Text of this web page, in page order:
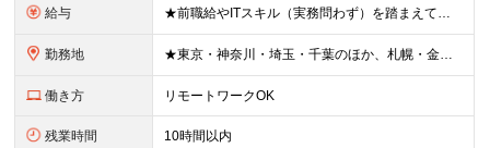
給与 ★前職給やITスキル（実務問わず）を踏まえて金額を決定します。 ＊＊＊＊＊＊＊＊＊＊＊ ▼エリアにより異なります ■東京本社 ：月給280,000円以上 ■札幌営業所：月給220,000円以上 ■
勤務地 ★東京・神奈川・埼玉・千葉のほか、札幌・金沢・福岡で募集！ （※転勤なし、リモートワークの可能性あり） ■本社 ￣￣￣ 東京都台東区上野6-1-11 平岡ビル9F ※本社または、一都三県のプロジェク
働き方 リモートワークOK
残業時間 10時間以内